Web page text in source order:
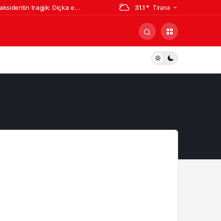
tragjik: Diçka e
31.1 ° Tirana